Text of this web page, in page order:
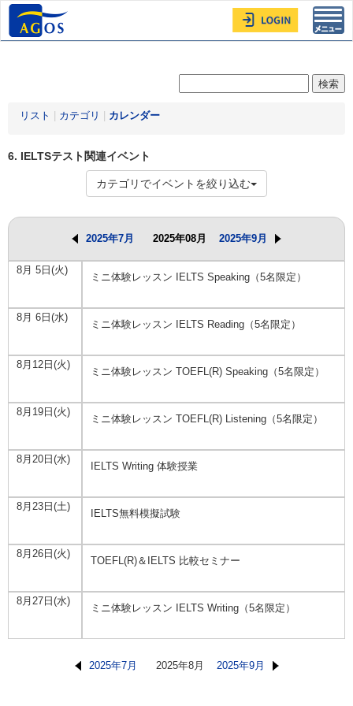
リスト カテゴリ カレンダー
6. IELTSテスト関連イベント
カテゴリでイベントを絞り込む
2025年7月 2025年08月 2025年9月
8月 5日(火)
ミニ体験レッスン IELTS Speaking（5名限定）
8月 6日(水)
ミニ体験レッスン IELTS Reading（5名限定）
8月12日(火)
ミニ体験レッスン TOEFL(R) Speaking（5名限定）
8月19日(火)
ミニ体験レッスン TOEFL(R) Listening（5名限定）
8月20日(水)
IELTS Writing 体験授業
8月23日(土)
IELTS無料模擬試験
8月26日(火)
TOEFL(R)＆IELTS 比較セミナー
8月27日(水)
ミニ体験レッスン IELTS Writing（5名限定）
2025年7月 2025年8月 2025年9月